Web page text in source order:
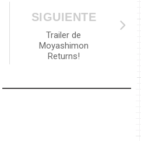
SIGUIENTE
Trailer de
Moyashimon
Returns!